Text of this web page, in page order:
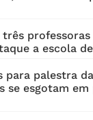
a escola
para palestra
se esgotam